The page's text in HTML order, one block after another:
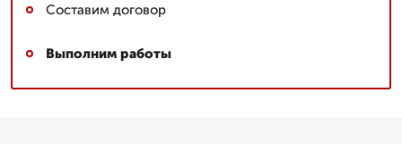
Составим договор
Выполним работы